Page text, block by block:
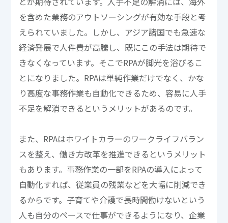
を含めた業務のアウトソーシングが有効な手段と考
えられていました。しかし、アジア諸国でも急速な
経済発展で人件費が高騰し、既にこの手法は期待で
きなくなっています。そこでRPAが脚光を浴びるこ
とになりました。RPAは単純作業だけでなく、かな
り高度な事務作業も自動化できるため、容易に人手
不足を解消できるというメリットがあるのです。
また、RPAはホワイトカラーのワークライフバラン
スを整え、働き方改革を推進できるというメリット
もあります。事務作業の一部をRPAの導入によって
自動化すれば、従業員の残業などを大幅に削減でき
るからです。子育てや介護で長時間働けないという
人も自分のペースで仕事ができるようになり、企業